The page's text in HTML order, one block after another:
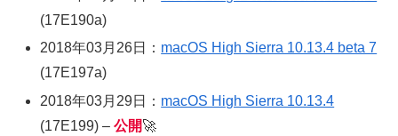
(17E190a)
2018年03月26日： macOS High Sierra 10.13.4 beta 7
(17E197a)
2018年03月29日： macOS High Sierra 10.13.4
(17E199) –公開🚀